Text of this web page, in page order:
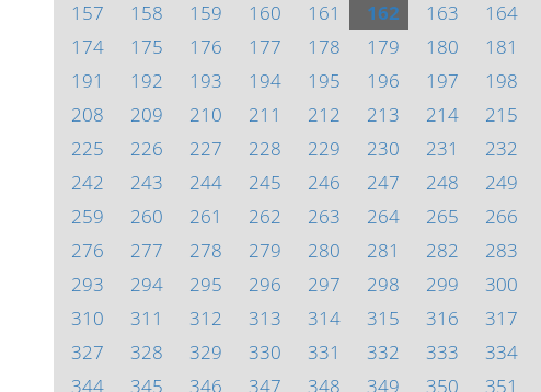
157
158 159 160 161 162 163 164
174
175 176 177 178 179 180 181
191
192 193 194 195 196 197 198
208
209 210 211 212 213 214 215
225
226 227 228 229 230 231 232
242
243 244 245 246 247 248 249
259
260 261 262 263 264 265 266
276
277 278 279 280 281 282 283
293
294 295 296 297 298 299 300
310
311 312 313 314 315 316 317
327
328 329 330 331 332 333 334
344
345 346 347 348 349 350 351